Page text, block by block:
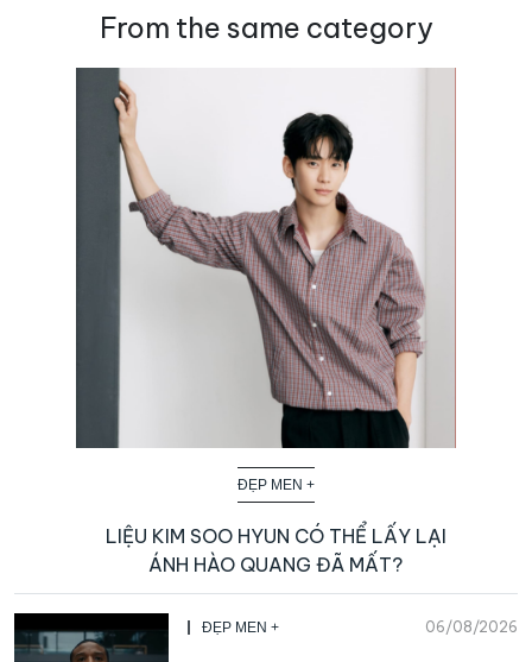
From the same category
ĐẸP MEN +
LIỆU KIM SOO HYUN CÓ THỂ LẤY LẠI
ÁNH HÀO QUANG ĐÃ MẤT?
ĐẸP MEN + 06/08/2026